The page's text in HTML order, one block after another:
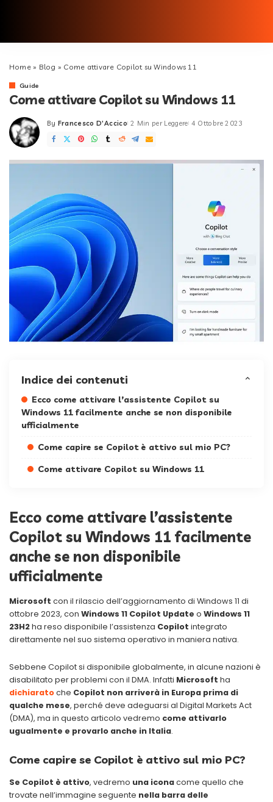
Home» Blog » Come attivare Copilot su Windows 11
Guide
Come attivare Copilot su Windows 11
Posted
by
By Francesco D'Accico 2 Min per Leggere 4 Ottobre 2023
Indice dei contenuti
Ecco come attivare l’assistente Copilot su
Windows 11 facilmente anche se non disponibile
ufficialmente
Come capire se Copilot è attivo sul mio PC?
Come attivare Copilot su Windows 11
Ecco come attivare l’assistente
Copilot su Windows 11 facilmente
anche se non disponibile
ufficialmente
Microsoft con il rilascio dell’aggiornamento di Windows 11 di
ottobre 2023, con Windows 11 Copilot Update o Windows 11
23H2ha reso disponibile l’assistenza Copilot integrato
direttamente nel suo sistema operativo in maniera nativa.
Sebbene Copilot si disponibile globalmente, in alcune nazioni è
disabilitato per problemi con il DMA. Infatti Microsoft ha
dichiaratoche Copilot non arriverà in Europa prima di
qualche mese, perché deve adeguarsi al Digital Markets Act
(DMA), ma in questo articolo vedremo come attivarlo
ugualmente e provarlo anche in Italia.
Come capire se Copilot è attivo sul mio PC?
Se Copilot è attivo, vedremo una iconacome quello che
trovate nell’immagine seguente nella barra delle